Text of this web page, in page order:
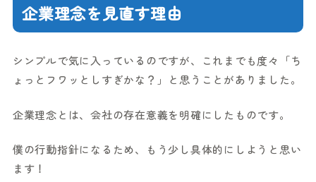
企業理念を見直す理由
シンプルで気に入っているのですが、これまでも度々「ち
ょっとフワッとしすぎかな？」と思うことがありました。
企業理念とは、会社の存在意義を明確にしたものです。
僕の行動指針になるため、もう少し具体的にしようと思い
ます！